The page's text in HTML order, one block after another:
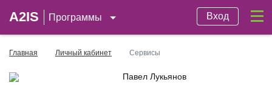
A2IS Программы Вход
Главная Личный кабинет Сервисы
Павел Лукьянов